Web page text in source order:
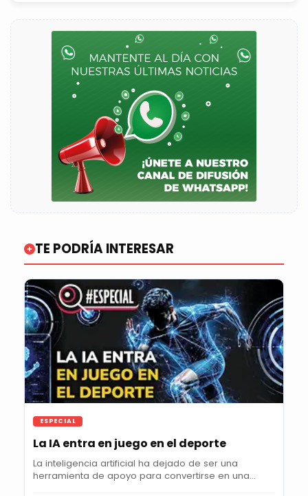
TE PODRÍA INTERESAR
ESPECIAL
La IA entra en juego en el deporte
La inteligencia artificial ha dejado de ser una
herramienta de apoyo para convertirse en una...